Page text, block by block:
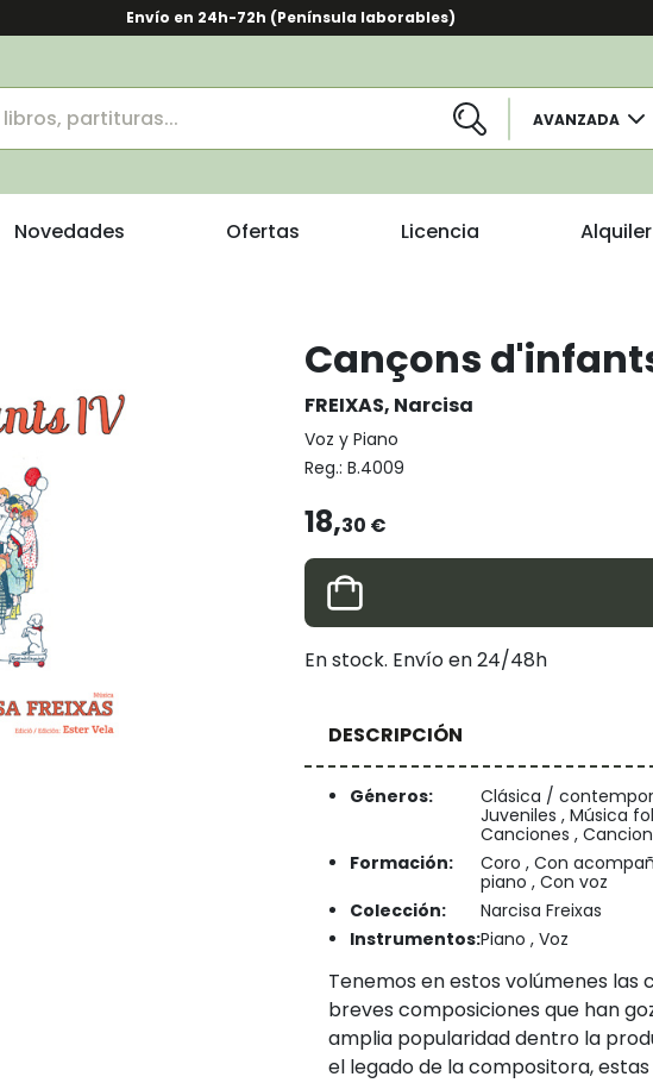
Envío en 24h-72h (Península laborables)
AVANZADA
Novedades Ofertas Licencia Alquiler
Cançons
FREIXAS, Narcisa
Voz y Piano
Reg.: B.4009
18,30 €
En stock. Envío en 24/48h
DESCRIPCIÓN
Géneros:
Clásica /
Juveniles , Música
Canciones ,
Formación:
Coro , Con
piano , Con voz
Colección:
Narcisa Freixas
Instrumentos:Piano , Voz
Tenemos en estos volúmenes las
breves composiciones que han
amplia popularidad dentro la
el legado de la compositora,